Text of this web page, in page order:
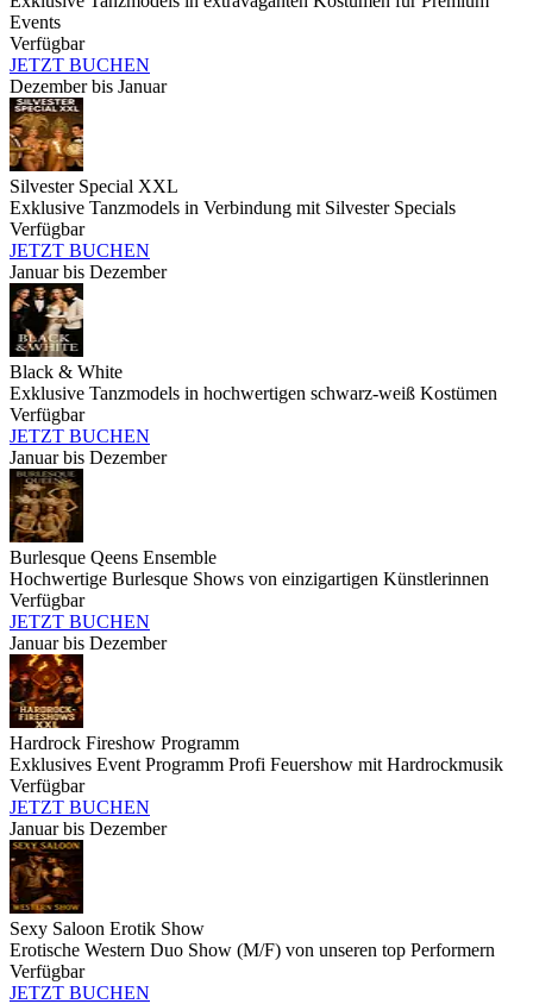
Events
Verfügbar
JETZT BUCHEN
Dezember bis Januar
Silvester Special XXL
Exklusive Tanzmodels in Verbindung mit Silvester Specials
Verfügbar
JETZT BUCHEN
Januar bis Dezember
Black & White
Exklusive Tanzmodels in hochwertigen schwarz-weiß Kostümen
Verfügbar
JETZT BUCHEN
Januar bis Dezember
Burlesque Qeens Ensemble
Hochwertige Burlesque Shows von einzigartigen Künstlerinnen
Verfügbar
JETZT BUCHEN
Januar bis Dezember
Hardrock Fireshow Programm
Exklusives Event Programm Profi Feuershow mit Hardrockmusik
Verfügbar
JETZT BUCHEN
Januar bis Dezember
Sexy Saloon Erotik Show
Erotische Western Duo Show (M/F) von unseren top Performern
Verfügbar
JETZT BUCHEN